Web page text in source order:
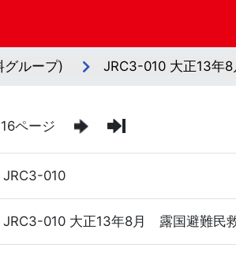
グループ) JRC3-010 大正13年
ページ
JRC3-010
JRC3-010 大正13年8月 露国避難民